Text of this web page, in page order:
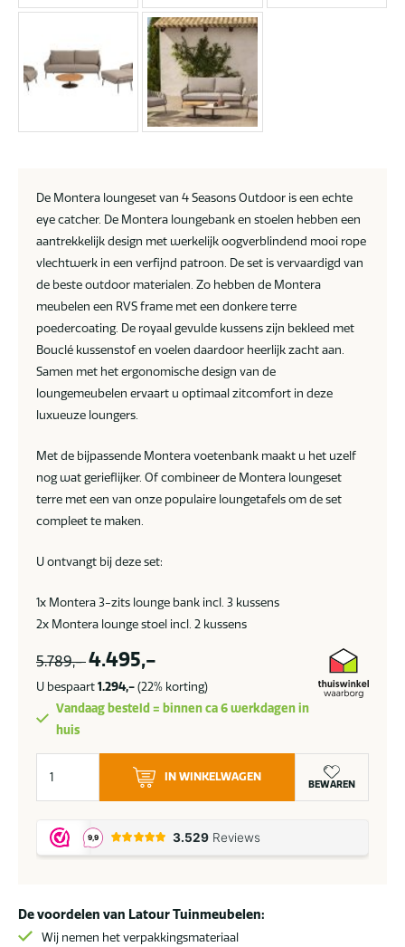
De Montera loungeset van 4 Seasons Outdoor is een echte
eye catcher. De Montera loungebank en stoelen hebben een
aantrekkelijk design met werkelijk oogverblindend mooi rope
vlechtwerk in een verfijnd patroon. De set is vervaardigd van
de beste outdoor materialen. Zo hebben de Montera
meubelen een RVS frame met een donkere terre
poedercoating. De royaal gevulde kussens zijn bekleed met
Bouclé kussenstof en voelen daardoor heerlijk zacht aan.
Samen met het ergonomische design van de
loungemeubelen ervaart u optimaal zitcomfort in deze
luxueuze loungers.
Met de bijpassende Montera voetenbank maakt u het uzelf
nog wat gerieflijker. Of combineer de Montera loungeset
terre met een van onze populaire loungetafels om de set
compleet te maken.
U ontvangt bij deze set:
1x Montera 3-zits lounge bank incl. 3 kussens
2x Montera lounge stoel incl. 2 kussens
5.789,- 4.495,-
U bespaart1.294,-(22% korting)
Vandaag besteld = binnen ca 6 werkdagen in
huis
Seasons
Outdoor
Montera
loungeset
aantal
IN WINKELWAGEN
BEWAREN
De voordelen van Latour Tuinmeubelen:
Wij nemen het verpakkingsmateriaal